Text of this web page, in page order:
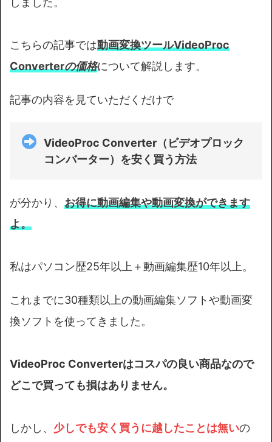
こちらの記事では動画変換ツールVideoProc
Converterの価格について解説します。
記事の内容を見ていただくだけで
VideoProc Converter（ビデオプロック
コンバーター）を安く買う方法
が分かり、 お得に動画編集や動画変換ができます
よ。
私はパソコン歴25年以上＋動画編集歴10年以上。
これまでに30種類以上の動画編集ソフトや動画変
換ソフトを使ってきました。
VideoProc Converterはコスパの良い商品なので
どこで買っても損はありません。
しかし、 少しでも安く買うに越したことは無いの